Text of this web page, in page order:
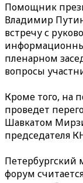
Помощник
Владимир
встречу с
пленарном
вопросы
Кроме того, на
проведет
Шавкатом
председателя
форум